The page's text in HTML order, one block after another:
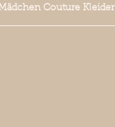
Couture Kleider